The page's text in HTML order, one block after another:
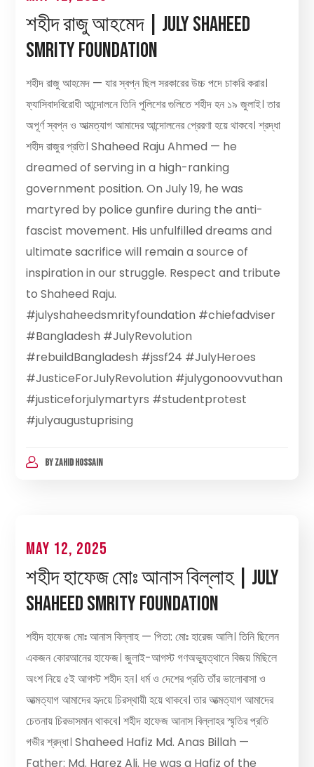
শহীদ রাজু আহমেদ | July Shaheed
Smrity Foundation
শহীদ রাজু আহমেদ — যার স্বপ্ন ছিল সরকারের উচ্চ পদে চাকরি করার।
ফ্যাসিবাদবিরোধী আন্দোলনে তিনি পুলিশের গুলিতে শহীদ হন ১৯ জুলাই। তার
অপূর্ণ স্বপ্ন ও আত্মত্যাগ আমাদের আন্দোলনের প্রেরণা হয়ে থাকবে। শ্রদ্ধা
শহীদ রাজুর প্রতি। Shaheed Raju Ahmed — he
dreamed of serving in a high-ranking
government position. On July 19, he was
martyred by police gunfire during the anti-
fascist movement. His unfulfilled dreams and
ultimate sacrifice will remain a source of
inspiration in our struggle. Respect and tribute
to Shaheed Raju.
#julyshaheedsmrityfoundation #chiefadviser
#Bangladesh #JulyRevolution
#rebuildBangladesh #jssf24 #JulyHeroes
#JusticeForJulyRevolution #julygonoovvuthan
#justiceforjulymartyrs #studentprotest
#julyaugustuprising
BYZAHID HOSSAIN
May 12, 2025
শহীদ হাফেজ মোঃ আনাস বিল্লাহ | July
Shaheed Smrity Foundation
শহীদ হাফেজ মোঃ আনাস বিল্লাহ — পিতা: মোঃ হারেজ আলি। তিনি ছিলেন
একজন কোরআনের হাফেজ। জুলাই-আগস্ট গণঅভ্যুত্থানে বিজয় মিছিলে
অংশ নিয়ে ৫ই আগস্ট শহীদ হন। ধর্ম ও দেশের প্রতি তাঁর ভালোবাসা ও
আত্মত্যাগ আমাদের হৃদয়ে চিরস্থায়ী হয়ে থাকবে। তার আত্মত্যাগ আমাদের
চেতনায় চিরভাসমান থাকবে। শহীদ হাফেজ আনাস বিল্লাহর স্মৃতির প্রতি
গভীর শ্রদ্ধা। Shaheed Hafiz Md. Anas Billah —
Father: Md. Harez Ali. He was a Hafiz of the